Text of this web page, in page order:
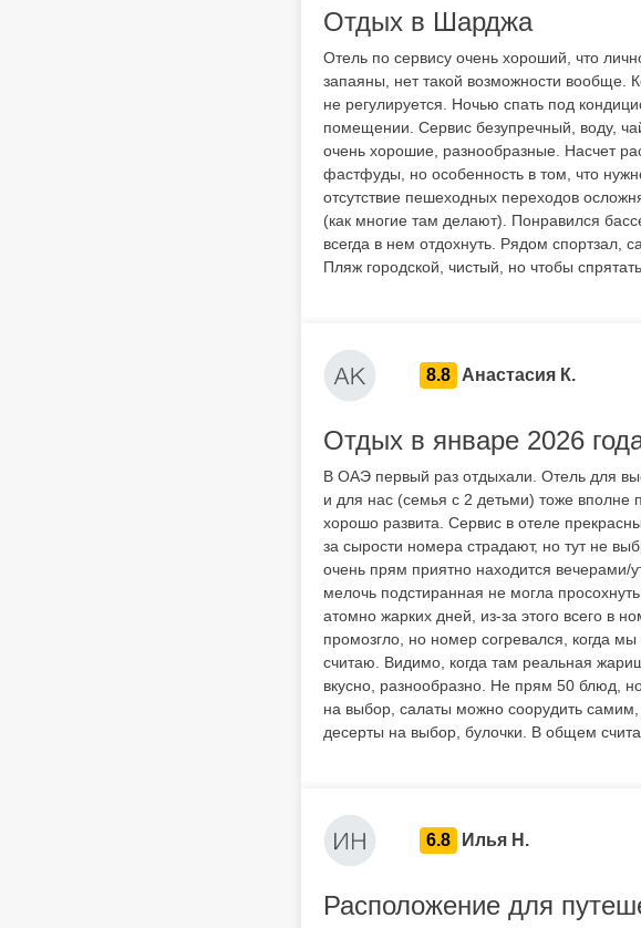
Отдых в Шарджа
Отель по сервису очень хороший, что
запаяны, нет такой возможности вообще.
не регулируется. Ночью спать под
помещении. Сервис безупречный, воду,
очень хорошие, разнообразные. Насчет
фастфуды, но особенность в том, что
отсутствие пешеходных переходов
(как многие там делают). Понравился
всегда в нем отдохнуть. Рядом спортзал,
Пляж городской, чистый, но чтобы
8.8 Анастасия К.
Отдых в январе 2026
В ОАЭ первый раз отдыхали. Отель для
и для нас (семья с 2 детьми) тоже
хорошо развита. Сервис в отеле
за сырости номера страдают, но тут не
очень прям приятно находится вечерами/
мелочь подстиранная не могла
атомно жарких дней, из-за этого всего в
промозгло, но номер согревался, когда
считаю. Видимо, когда там реальная
вкусно, разнообразно. Не прям 50 блюд,
на выбор, салаты можно соорудить самим,
десерты на выбор, булочки. В общем
6.8 Илья Н.
Расположение для